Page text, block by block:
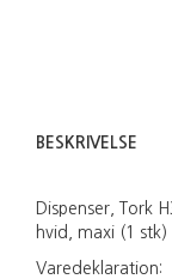
BESKRIVELSE
Dispenser, Tork
hvid, maxi (1 stk)
Varedeklaration: